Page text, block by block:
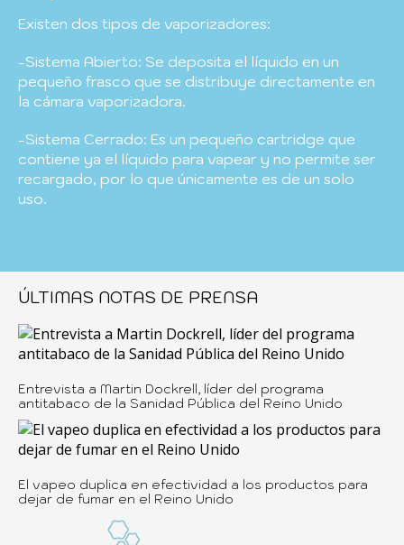
Existen dos tipos de vaporizadores:
-Sistema Abierto: Se deposita el líquido en un
pequeño frasco que se distribuye directamente en
la cámara vaporizadora.
-Sistema Cerrado: Es un pequeño cartridge que
contiene ya el líquido para vapear y no permite ser
recargado, por lo que únicamente es de un solo
uso.
ÚLTIMAS NOTAS DE PRENSA
Entrevista a Martin Dockrell, líder del programa
antitabaco de la Sanidad Pública del Reino Unido
El vapeo duplica en efectividad a los productos para
dejar de fumar en el Reino Unido